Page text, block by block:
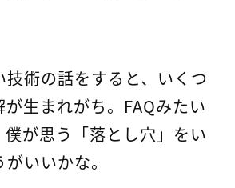
技術の話をすると、いくつ
生まれがち。FAQみたい
僕が思う「落とし穴」をい
いいかな。